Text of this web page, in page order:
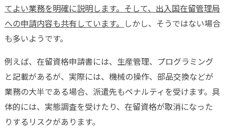
てよい業務を明確に説明します。そして、出入国在留管理局
への申請内容も共有しています。 しかし、そうではない場合
も多いようです。
例えば、在留資格申請書には、生産管理、プログラミング
と記載があるが、実際には、機械の操作、部品交換などが
業務の大半である場合、派遣先もペナルティを受けます。具
体的には、実態調査を受けたり、在留資格が取消になった
りするリスクがあります。